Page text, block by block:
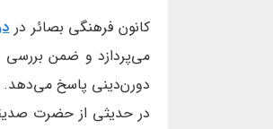
کانون فرهنگی بصائر در
می‌پردازد و ضمن بررسی
دورن‌دینی پاسخ می‌دهد.
در حدیثی از حضرت